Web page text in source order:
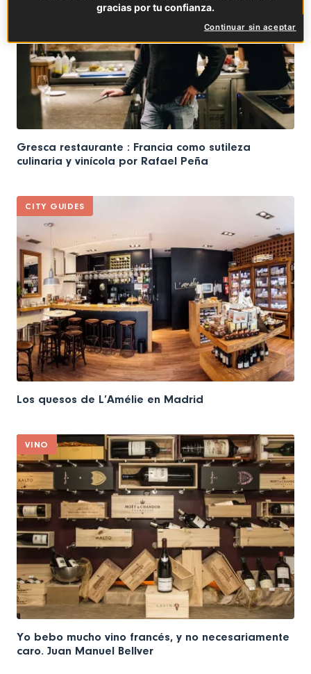
Gresca restaurante : Francia como sutileza
culinaria y vinícola por Rafael Peña
CITY GUIDES
Los quesos de L’Amélie en Madrid
VINO
Yo bebo mucho vino francés, y no necesariamente
caro. Juan Manuel Bellver
gracias por tu confianza.
Continuar sin aceptar